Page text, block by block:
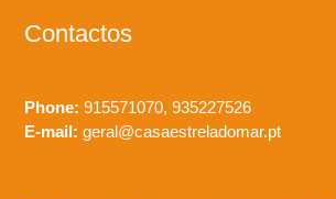
Contactos
Phone: 915571070, 935227526
E-mail: geral@casaestreladomar.pt